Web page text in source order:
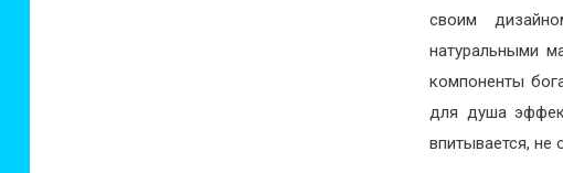
своим
натуральными
компоненты
для душа
впитывается,